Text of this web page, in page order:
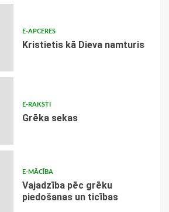
E-APCERES
Kristietis kā Dieva namturis
E-RAKSTI
Grēka sekas
E-MĀCĪBA
Vajadzība pēc grēku
piedošanas un ticības